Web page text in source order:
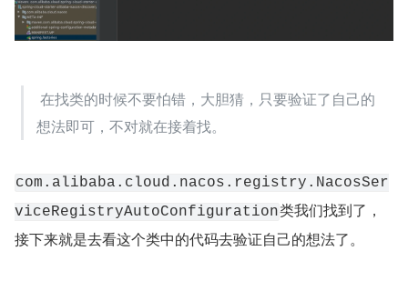
想法即可，不对就在接着找。
com.alibaba.cloud.nacos.registry.NacosSer
viceRegistryAutoConfiguration类我们找到了，
接下来就是去看这个类中的代码去验证自己的想法了。